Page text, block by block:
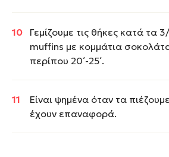
Γεμίζουμε τις θήκες κατά τα
muffins με κομμάτια
περίπου 20΄-25΄.
Είναι ψημένα όταν τα
έχουν επαναφορά.